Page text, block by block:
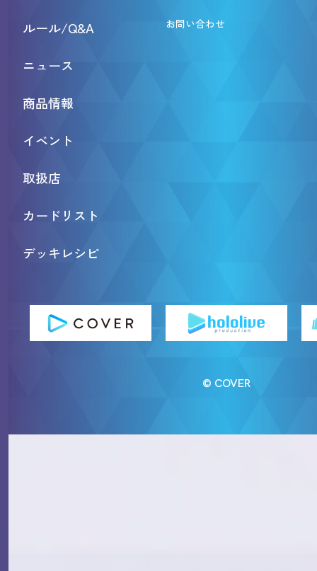
ルール/Q&A
ニュース
商品情報
イベント
取扱店
カードリスト
デッキレシピ
お問い合わせ
© COVER